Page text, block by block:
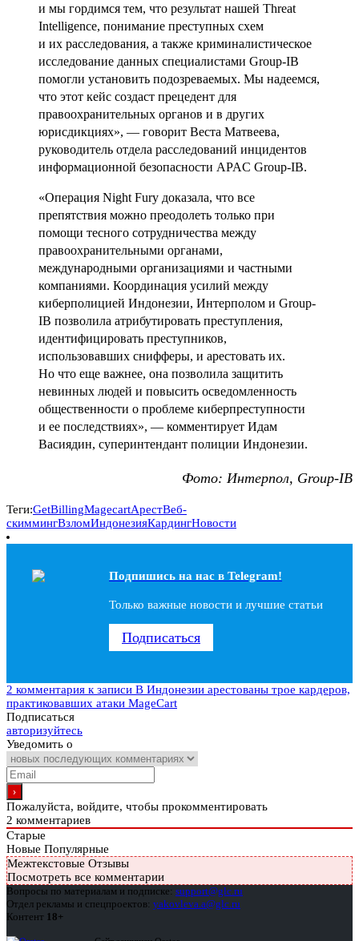
и мы гордимся тем, что результат нашей Threat
Intelligence, понимание преступных схем
и их расследования, а также криминалистическое
исследование данных специалистами Group-IB
помогли установить подозреваемых. Мы надеемся,
что этот кейс создаст прецедент для
правоохранительных органов и в других
юрисдикциях», — говорит Веста Матвеева,
руководитель отдела расследований инцидентов
информационной безопасности APAC Group-IB.
«Операция Night Fury доказала, что все
препятствия можно преодолеть только при
помощи тесного сотрудничества между
правоохранительными органами,
международными организациями и частными
компаниями. Координация усилий между
киберполицией Индонезии, Интерполом и Group-
IB позволила атрибутировать преступления,
идентифицировать преступников,
использовавших снифферы, и арестовать их.
Но что еще важнее, она позволила защитить
невинных людей и повысить осведомленность
общественности о проблеме киберпреступности
и ее последствиях», — комментирует Идам
Васиядин, суперинтендант полиции Индонезии.
Фото: Интерпол, Group-IB
Теги:GetBillingMagecartАрестВеб-
скиммингВзломИндонезияКардингНовости
Подпишись на наc в Telegram!
Только важные новости и лучшие статьи
Подписаться
2 комментария к записи В Индонезии арестованы трое кардеров,
практиковавших атаки MageCart
Подписаться
авторизуйтесь
Уведомить о
Пожалуйста, войдите, чтобы прокомментировать
2 комментариев
Старые
Новые Популярные
Межтекстовые Отзывы
Посмотреть все комментарии
Вопросы по материалам и подписке: support@glc.ru
Отдел рекламы и спецпроектов: yakovleva.a@glc.ru
Контент 18+